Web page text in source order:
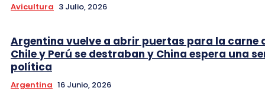
Avicultura 3 Julio, 2026
Argentina vuelve a abrir puertas para la carne
Chile y Perú se destraban y China espera una
política
Argentina 16 Junio, 2026